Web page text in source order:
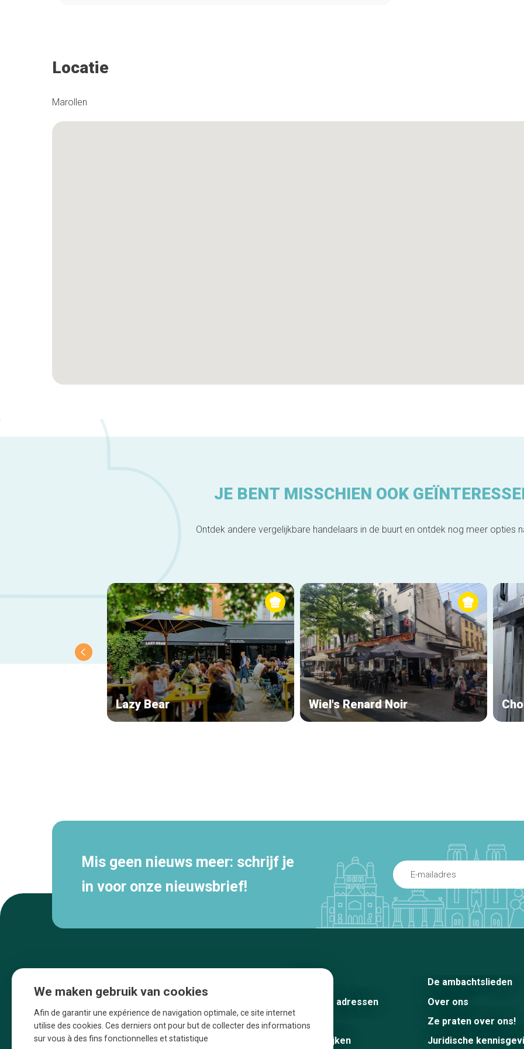
Locatie
Marollen
JE BENT MISSCHIEN OOK
Ontdek andere vergelijkbare handelaars in de buurt en ontdek nog meer opties
Lazy Bear Wiel's Renard Noir
Mis geen nieuws meer: schrijf je
in voor onze nieuwsbrief!
De beste adressen
Blog
Winkelwijken
De ambachtslieden
Over ons
Ze praten over ons!
Juridische
We maken gebruik van cookies
Afin de garantir une expérience de navigation optimale, ce site internet
utilise des cookies. Ces derniers ont pour but de collecter des informations
sur vous à des fins fonctionnelles et statistique